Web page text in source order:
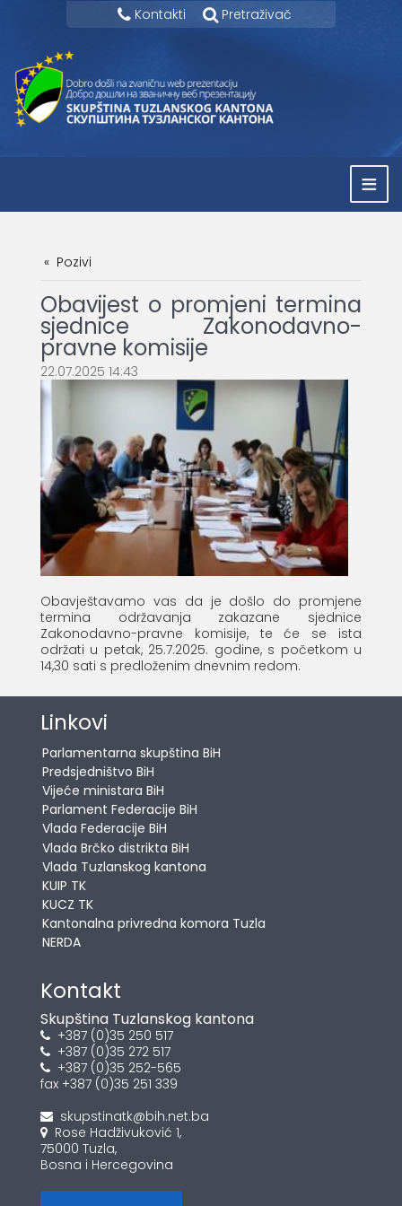
Kontakti Pretraživač
≡
Pozivi
Obavijest o promjeni termina
sjednice Zakonodavno-
pravne komisije
22.07.2025 14:43
Obavještavamo vas da je došlo do promjene
termina održavanja zakazane sjednice
Zakonodavno-pravne komisije, te će se ista
održati u petak, 25.7.2025. godine, s početkom u
14,30 sati s predloženim dnevnim redom.
Linkovi
Parlamentarna skupština BiH
Predsjedništvo BiH
Vijeće ministara BiH
Parlament Federacije BiH
Vlada Federacije BiH
Vlada Brčko distrikta BiH
Vlada Tuzlanskog kantona
KUIP TK
KUCZ TK
Kantonalna privredna komora Tuzla
NERDA
Kontakt
Skupština Tuzlanskog kantona
+387 (0)35 250 517
+387 (0)35 272 517
+387 (0)35 252-565
fax +387 (0)35 251 339
skupstinatk@bih.net.ba
Rose Hadživuković 1,
75000 Tuzla,
Bosna i Hercegovina